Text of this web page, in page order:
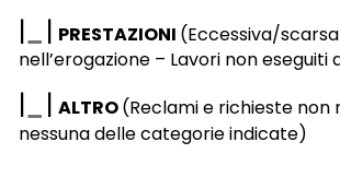
| | PRESTAZIONI (Eccessiva/
nell’erogazione – Lavori non eseguiti
| | ALTRO(Reclami e richieste non
nessuna delle categorie indicate)